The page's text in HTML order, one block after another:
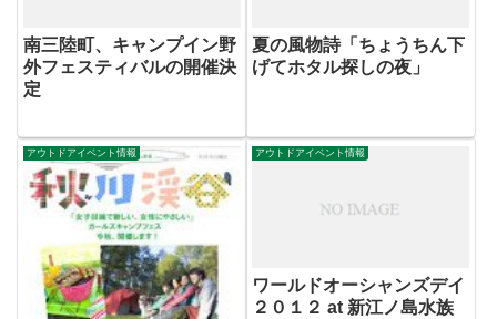
南三陸町、キャンプイン野
外フェスティバルの開催決
定
夏の風物詩「ちょうちん下
げてホタル探しの夜」
アウトドアイベント情報 アウトドアイベント情報
ワールドオーシャンズデイ
２０１２ at 新江ノ島水族